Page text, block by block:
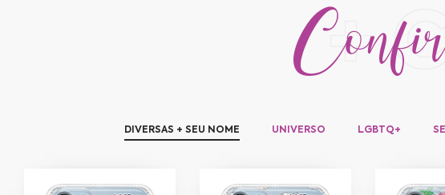
+
DIVERSAS + SEU NOME UNIVERSO LGBTQ+